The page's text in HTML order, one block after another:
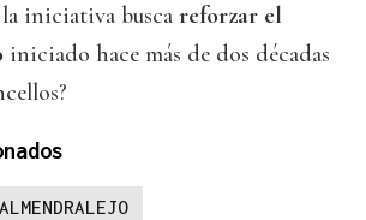
iniciativa busca reforzar el
iniciado hace más de dos décadas
ALMENDRALEJO